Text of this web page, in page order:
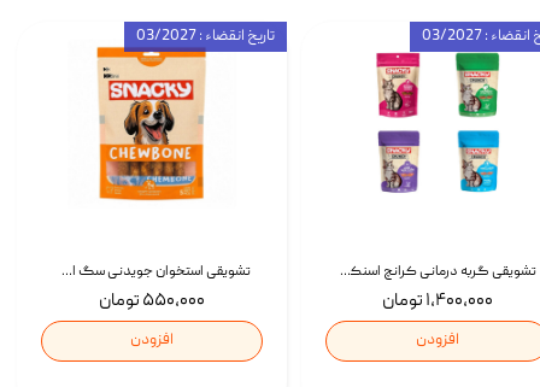
تشویقی استخوان جویدنی سگ اسنکی کرانچی با طعم مرغ Snacky Crunchy Munchy وزن 100 گرم
۵۵۰,۰۰۰ تومان
افزودن
تاریخ انقضاء : 03/2027
تشویقی گربه درمانی کرانچ اسنکی با طعم میکس Snacky Crunch Cat Treats وزن 60 گرم بسته 4 عددی
۱,۴۰۰,۰۰۰ تومان
افزودن
: 03/2027